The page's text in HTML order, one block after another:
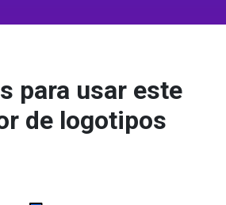
para usar este
de logotipos